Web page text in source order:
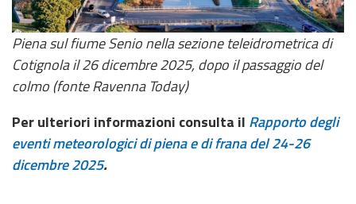
Piena sul fiume Senio nella sezione teleidrometrica di
Cotignola il 26 dicembre 2025, dopo il passaggio del
colmo (fonte Ravenna Today)
Per ulteriori informazioni consulta il Rapporto degli
eventi meteorologici di piena e di frana del 24-26
dicembre 2025.